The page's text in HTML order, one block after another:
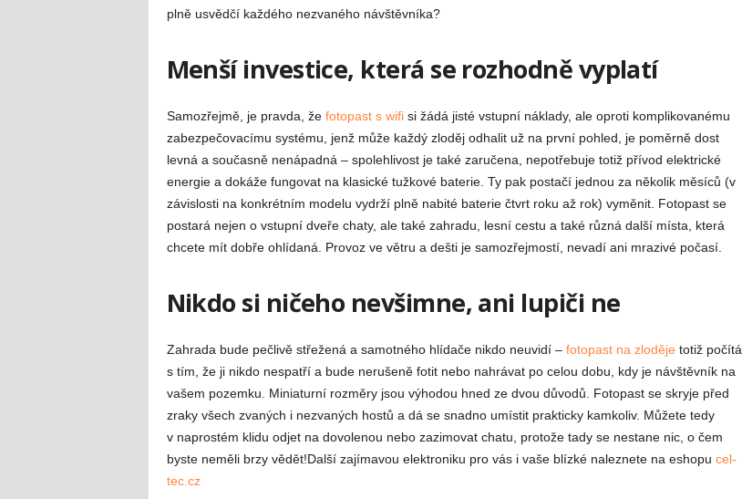
plně usvědčí každého nezvaného návštěvníka?
Menší investice, která se rozhodně vyplatí
Samozřejmě, je pravda, že fotopast s wifisi žádá jisté vstupní náklady, ale oproti komplikovanému
zabezpečovacímu systému, jenž může každý zloděj odhalit už na první pohled, je poměrně dost
levná a současně nenápadná – spolehlivost je také zaručena, nepotřebuje totiž přívod elektrické
energie a dokáže fungovat na klasické tužkové baterie. Ty pak postačí jednou za několik měsíců (v
závislosti na konkrétním modelu vydrží plně nabité baterie čtvrt roku až rok) vyměnit. Fotopast se
postará nejen o vstupní dveře chaty, ale také zahradu, lesní cestu a také různá další místa, která
chcete mít dobře ohlídaná. Provoz ve větru a dešti je samozřejmostí, nevadí ani mrazivé počasí.
Nikdo si ničeho nevšimne, ani lupiči ne
Zahrada bude pečlivě střežená a samotného hlídače nikdo neuvidí – fotopast na zlodějetotiž počítá
s tím, že ji nikdo nespatří a bude nerušeně fotit nebo nahrávat po celou dobu, kdy je návštěvník na
vašem pozemku. Miniaturní rozměry jsou výhodou hned ze dvou důvodů. Fotopast se skryje před
zraky všech zvaných i nezvaných hostů a dá se snadno umístit prakticky kamkoliv. Můžete tedy
v naprostém klidu odjet na dovolenou nebo zazimovat chatu, protože tady se nestane nic, o čem
byste neměli brzy vědět!Další zajímavou elektroniku pro vás i vaše blízké naleznete na eshopu cel-
tec.cz